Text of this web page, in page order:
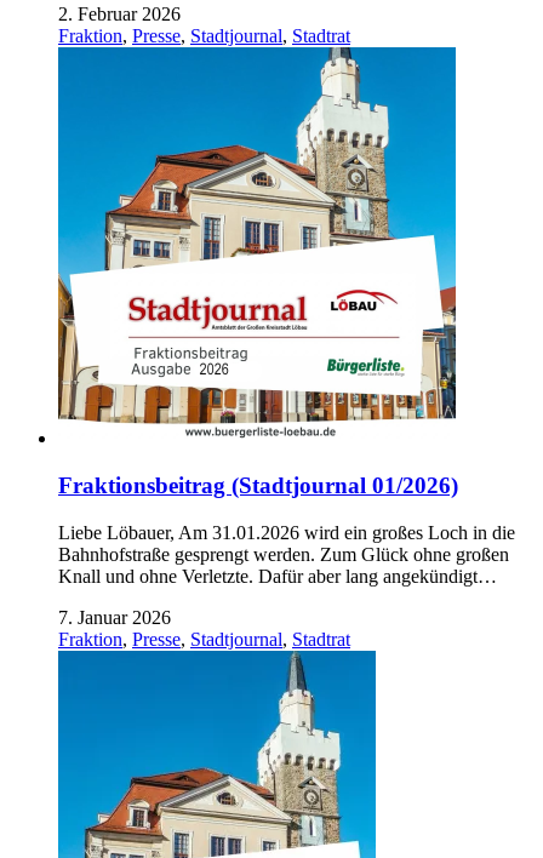
2. Februar 2026
Fraktion, Presse, Stadtjournal, Stadtrat
Fraktionsbeitrag (Stadtjournal 01/2026)
Liebe Löbauer, Am 31.01.2026 wird ein großes Loch in die
Bahnhofstraße gesprengt werden. Zum Glück ohne großen
Knall und ohne Verletzte. Dafür aber lang angekündigt…
7. Januar 2026
Fraktion, Presse, Stadtjournal, Stadtrat